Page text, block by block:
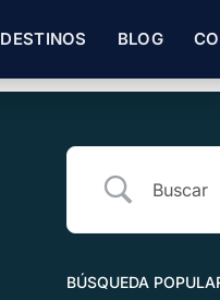
DESTINOS BLOG
BÚSQUEDA